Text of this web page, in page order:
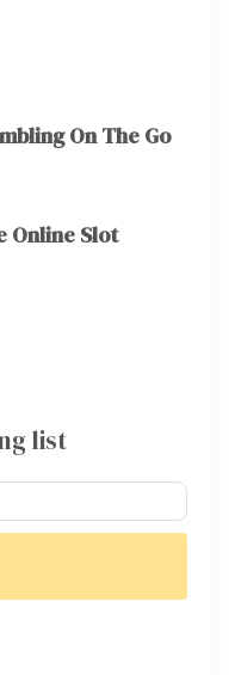
On The Go
Online Slot
list